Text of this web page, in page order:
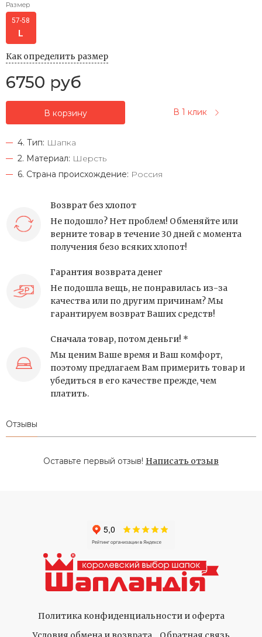
Размер
57-58
Как определить размер
6750 руб
В корзину В 1 клик
4. Тип: Шапка
2. Материал: Шерсть
6. Страна происхождение: Россия
Возврат без хлопот
Не подошло? Нет проблем! Обменяйте или
верните товар в течение 30 дней с момента
получения безо всяких хлопот!
Гарантия возврата денег
Не подошла вещь, не понравилась из-за
качества или по другим причинам? Мы
гарантируем возврат Ваших средств!
Сначала товар, потом деньги! *
Мы ценим Ваше время и Ваш комфорт,
поэтому предлагаем Вам примерить товар и
убедиться в его качестве прежде, чем
платить.
Отзывы
Оставьте первый отзыв! Написать отзыв
Политика конфиденциальности и оферта